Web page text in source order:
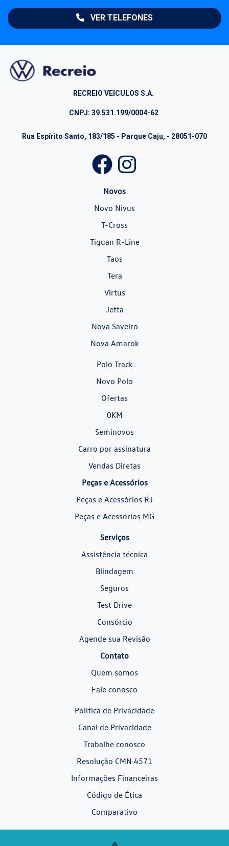
VER TELEFONES
RECREIO VEICULOS S.A.
CNPJ: 39.531.199/0004-62
Rua Espírito Santo, 183/185 - Parque Caju, - 28051-070
Novos
Novo Nivus
T-Cross
Tiguan R-Line
Taos
Tera
Virtus
Jetta
Nova Saveiro
Nova Amarok
Polo Track
Novo Polo
Ofertas
0KM
Seminovos
Carro por assinatura
Vendas Diretas
Peças e Acessórios
Peças e Acessórios RJ
Peças e Acessórios MG
Serviços
Assistência técnica
Blindagem
Seguros
Test Drive
Consórcio
Agende sua Revisão
Contato
Quem somos
Fale conosco
Política de Privacidade
Canal de Privacidade
Trabalhe conosco
Resolução CMN 4571
Informações Financeiras
Código de Ética
Comparativo
Desacelere. Seu bem maior é a vida.